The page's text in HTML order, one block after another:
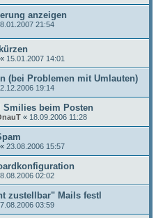
anzeigen
21:54
15.01.2007 14:01
(bei Problemen mit Umlauten)
19:14
Smilies beim Posten
« 18.09.2006 11:28
23.08.2006 15:57
02:02
zustellbar" Mails festl
03:59